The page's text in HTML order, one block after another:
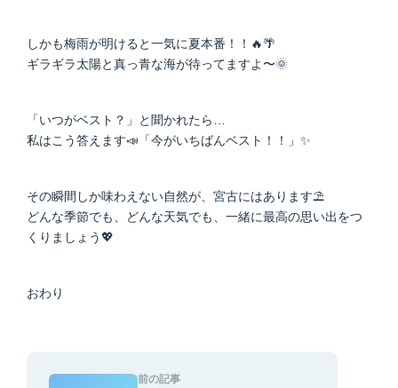
しかも梅雨が明けると一気に夏本番！！🔥🌴
ギラギラ太陽と真っ青な海が待ってますよ〜🌞
「いつがベスト？」と聞かれたら…
私はこう答えます📣「今がいちばんベスト！！」✨
その瞬間しか味わえない自然が、宮古にはあります⛱️
どんな季節でも、どんな天気でも、一緒に最高の思い出をつ
くりましょう💖
おわり
前の記事